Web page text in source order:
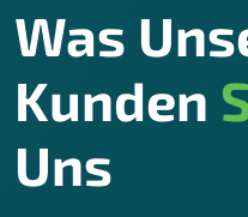
Was
Kunden
Uns